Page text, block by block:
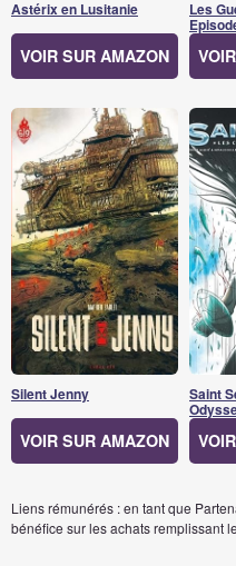
Astérix en Lusitanie
VOIR SUR AMAZON
Les
Silent Jenny
VOIR SUR AMAZON
Saint
Liens rémunérés : en tant que
bénéfice sur les achats remplissant